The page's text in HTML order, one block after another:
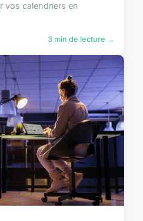
vos calendriers en
3 min de lecture →